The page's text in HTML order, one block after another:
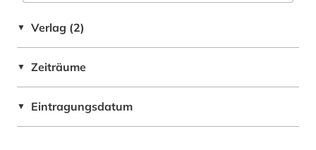
Sport (0)
Technik (0)
Werkstoffwissenschaften und
▼ Verlag (2)
▼ Zeiträume
▼ Eintragungsdatum